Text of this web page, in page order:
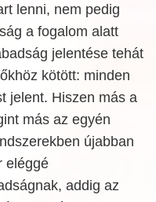
lenni, nem pedig
a fogalom alatt
jelentése tehát
kötött: minden
jelent. Hiszen más a
más az egyén
újabban
eléggé
addig az